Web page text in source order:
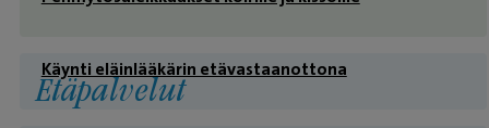
Etäpalvelut
Käynti eläinlääkärin etävastaanottona